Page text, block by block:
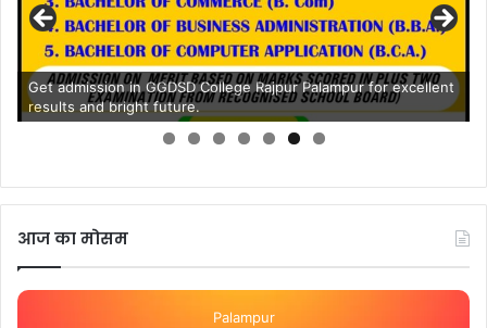
Get admission in GGDSD College Rajpur Palampur for excellent
results and bright future.
आज का मोसम
Palampur